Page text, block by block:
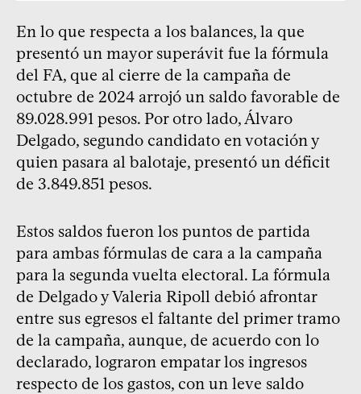
En lo que respecta a los balances, la que
presentó un mayor superávit fue la fórmula
del FA, que al cierre de la campaña de
octubre de 2024 arrojó un saldo favorable de
89.028.991 pesos. Por otro lado, Álvaro
Delgado, segundo candidato en votación y
quien pasara al balotaje, presentó un déficit
de 3.849.851 pesos.
Estos saldos fueron los puntos de partida
para ambas fórmulas de cara a la campaña
para la segunda vuelta electoral. La fórmula
de Delgado y Valeria Ripoll debió afrontar
entre sus egresos el faltante del primer tramo
de la campaña, aunque, de acuerdo con lo
declarado, lograron empatar los ingresos
respecto de los gastos, con un leve saldo